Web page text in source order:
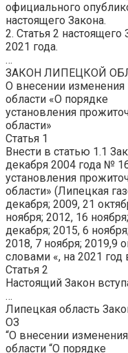
официального
настоящего Закона.
2. Статья 2 настоящего
2021 года.
…
ЗАКОН ЛИПЕЦКОЙ
О внесении
области «О порядке
установления
области»
Статья 1
Внести в статью 1.1
декабря 2004 года №
установления
области» (Липецкая
декабря; 2009, 21
ноября; 2012, 16
декабря; 2015, 6
2018, 7 ноября; 2019,9
словами «, на 2021 год
Статья 2
Настоящий Закон
…
Липецкая область
ОЗ
“О внесении
области “О порядке